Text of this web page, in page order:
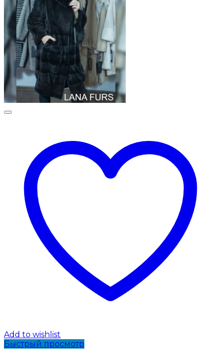
Add to wishlist
Быстрый просмотр